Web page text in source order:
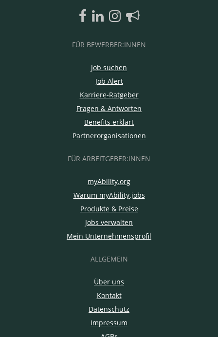
FÜR BEWERBER:INNEN
Job suchen
Job Alert
Karriere-Ratgeber
Fragen & Antworten
Benefits erklärt
Partnerorganisationen
FÜR ARBEITGEBER:INNEN
myAbility.org
Warum myAbility.jobs
Produkte & Preise
Jobs verwalten
Mein Unternehmensprofil
ALLGEMEIN
Über uns
Kontakt
Datenschutz
Impressum